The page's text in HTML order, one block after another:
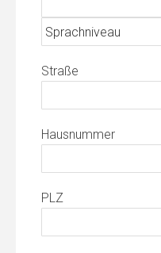
Straße
Hausnummer
PLZ